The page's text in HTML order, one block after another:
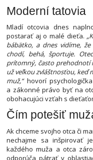
Moderní tatovia
Mladí otcovia dnes
postarať aj o malé dieťa.
bábätko, a dnes vidíme,
chodí, behá, športuje.
prítomný, často prehodnotí
už veľkou zvláštnosťou, keď
muž,“hovorí
a zákonné právo byť na
obohacujúci vzťah s
Čím potešiť
Ak chceme svojho otca či
nechajme sa inšpirovať
každého muža a otca
odporúča pátrať v